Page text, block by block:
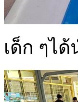
เด็ก ๆไ